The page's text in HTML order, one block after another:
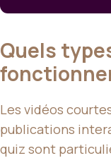
Quels
Les vidéos
publications
quiz sont